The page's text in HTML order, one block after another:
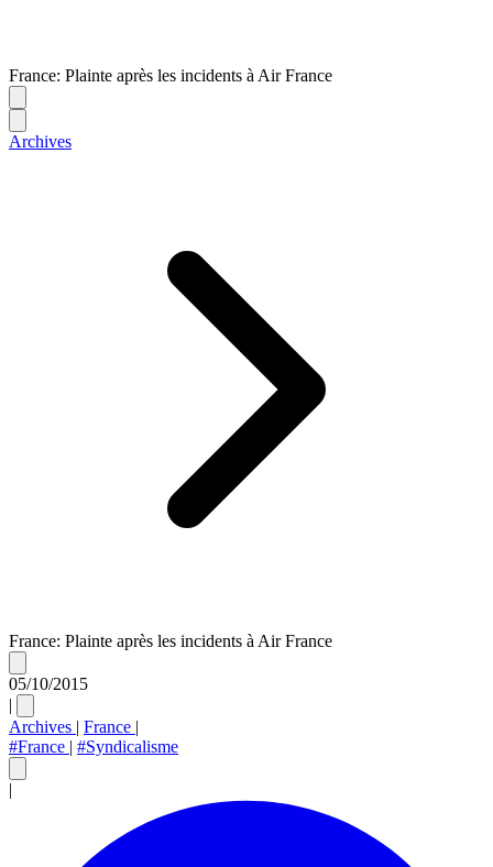
France: Plainte après les incidents à Air France
Archives
France: Plainte après les incidents à Air France
05/10/2015
|
Archives | France |
#France | #Syndicalisme
|